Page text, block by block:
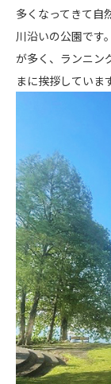
多くなってきて自
川沿いの公園です
が多く、ランニン
まに挨拶しています